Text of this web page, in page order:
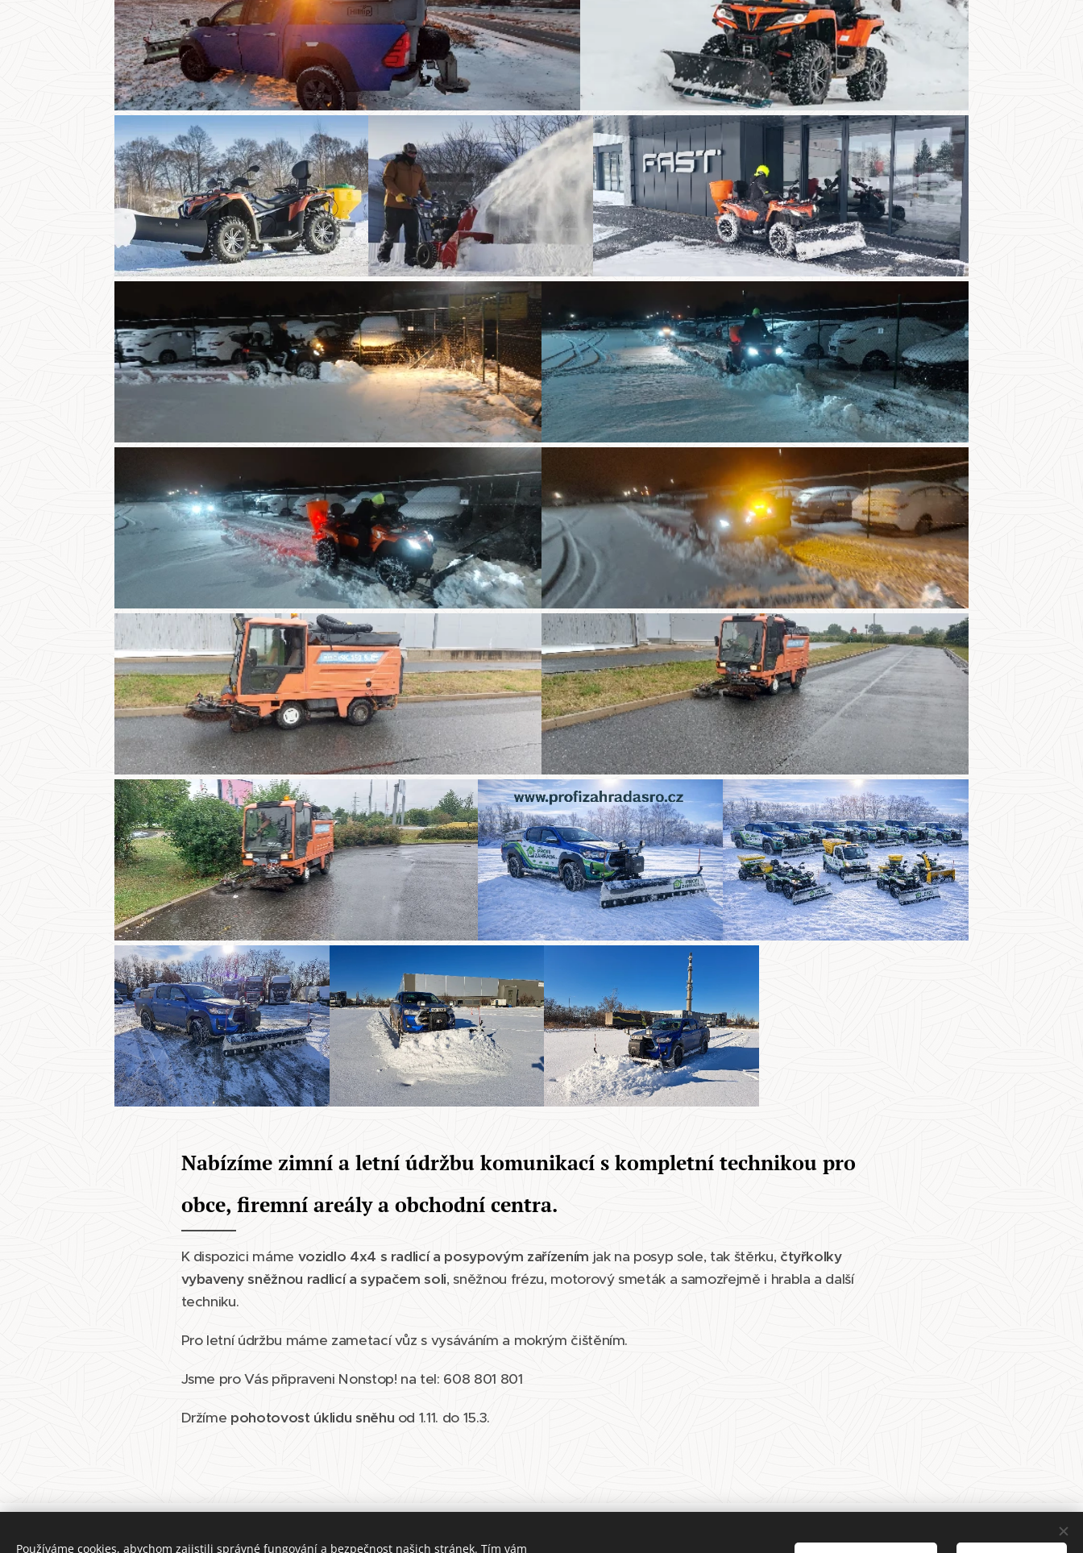
Nabízíme zimní a letní údržbu komunikací s kompletní technikou pro
obce, firemní areály a obchodní centra.
K dispozici máme vozidlo 4x4 s radlicí a posypovým zařízením jak na posyp sole, tak štěrku, čtyřkolky
vybaveny sněžnou radlicía sypačem soli, sněžnou frézu, motorový smeták a samozřejmě i hrabla a další
techniku.
Pro letní údržbu máme zametací vůz s vysáváním a mokrým čištěním.
Jsme pro Vás připraveni Nonstop! na tel: 608 801 801
Držíme pohotovost úklidu sněhu od 1.11. do 15.3.
Používáme cookies, abychom zajistili správné fungování a bezpečnost našich stránek. Tím vám